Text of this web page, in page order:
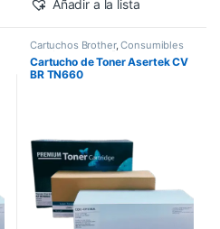
Añadir a la lista
Cartuchos Brother,Consumibles
Descuentos de
la Semana ,Descuentos del MES,
Toner Asertek
Cartucho de Toner Asertek CV
BR TN660